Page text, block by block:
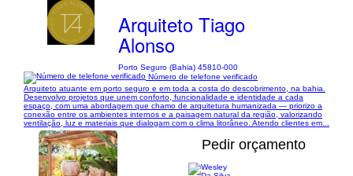
Arquiteto Tiago
Alonso
Porto Seguro (Bahia) 45810-000
Número de telefone verificado
Arquiteto atuante em porto seguro e em toda a costa do descobrimento, na bahia.
Desenvolvo projetos que unem conforto, funcionalidade e identidade a cada
espaço, com uma abordagem que chamo de arquitetura humanizada — priorizo a
conexão entre os ambientes internos e a paisagem natural da região, valorizando
ventilação, luz e materiais que dialogam com o clima litorâneo. Atendo clientes em...
Pedir orçamento